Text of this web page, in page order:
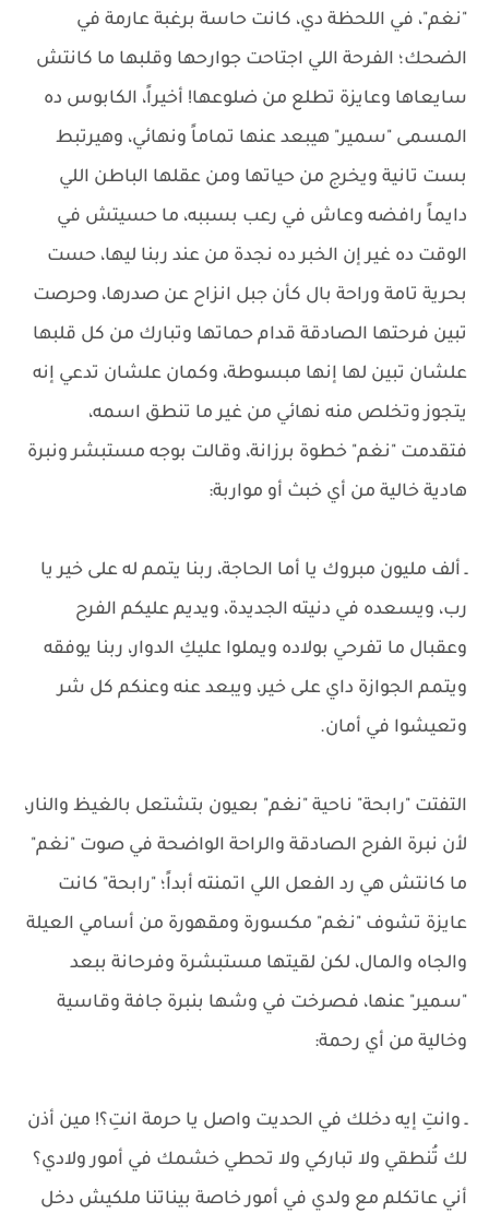
"نغم"، في اللحظة دي، كانت حاسة برغبة عارمة في
الضحك؛ الفرحة اللي اجتاحت جوارحها وقلبها ما كانتش
سايعاها وعايزة تطلع من ضلوعها! أخيراً، الكابوس ده
المسمى "سمير" هيبعد عنها تماماً ونهائي، وهيرتبط
بست تانية ويخرج من حياتها ومن عقلها الباطن اللي
دايماً رافضه وعاش في رعب بسببه، ما حسيتش في
الوقت ده غير إن الخبر ده نجدة من عند ربنا ليها، حست
بحرية تامة وراحة بال كأن جبل انزاح عن صدرها، وحرصت
تبين فرحتها الصادقة قدام حماتها وتبارك من كل قلبها
علشان تبين لها إنها مبسوطة، وكمان علشان تدعي إنه
يتجوز وتخلص منه نهائي من غير ما تنطق اسمه،
فتقدمت "نغم" خطوة برزانة، وقالت بوجه مستبشر ونبرة
هادية خالية من أي خبث أو مواربة:
ـ ألف مليون مبروك يا أما الحاجة، ربنا يتمم له على خير يا
رب، ويسعده في دنيته الجديدة، ويديم عليكم الفرح
وعقبال ما تفرحي بولاده ويملوا عليكِ الدوار، ربنا يوفقه
ويتمم الجوازة داي على خير، ويبعد عنه وعنكم كل شر
وتعيشوا في أمان.
التفتت "رابحة" ناحية "نغم" بعيون بتشتعل بالغيظ والنار،
لأن نبرة الفرح الصادقة والراحة الواضحة في صوت "نغم"
ما كانتش هي رد الفعل اللي اتمنته أبداً؛ "رابحة" كانت
عايزة تشوف "نغم" مكسورة ومقهورة من أسامي العيلة
والجاه والمال، لكن لقيتها مستبشرة وفرحانة ببعد
"سمير" عنها، فصرخت في وشها بنبرة جافة وقاسية
وخالية من أي رحمة:
ـ وانتِ إيه دخلك في الحديت واصل يا حرمة انتِ؟! مين أذن
لك تُنطقي ولا تباركي ولا تحطي خشمك في أمور ولادي؟
أني عاتكلم مع ولدي في أمور خاصة بيناتنا ملكيش دخل